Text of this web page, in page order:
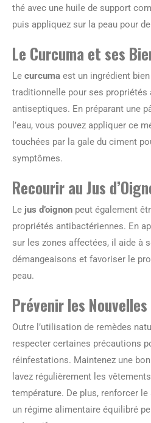
thé avec une huile de support
puis appliquez sur la peau pour
Le Curcuma et ses
Le curcuma est un ingrédient
traditionnelle pour ses
antiseptiques. En préparant une
l’eau, vous pouvez appliquer ce
touchées par la gale du ciment
symptômes.
Recourir au Jus
Le jus d’oignon peut également
propriétés antibactériennes. En
sur les zones affectées, il aide à
démangeaisons et favoriser le
peau.
Prévenir les
Outre l’utilisation de remèdes
respecter certaines précautions
réinfestations. Maintenez une
lavez régulièrement les
température. De plus, renforcer
un régime alimentaire équilibré